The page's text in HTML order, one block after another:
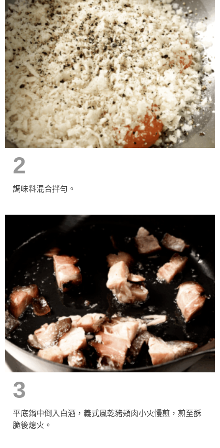
2
調味料混合拌勻。
3
平底鍋中倒入白酒，義式風乾豬頰肉小火慢煎，煎至酥
脆後熄火。